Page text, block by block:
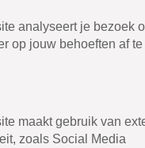
analyseert je bezoek
op jouw behoeften af te
maakt gebruik van
zoals Social Media